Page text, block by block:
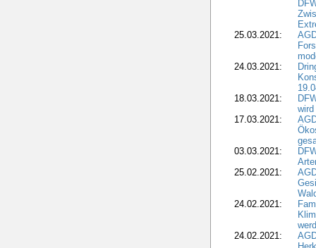
25.03.2021:
24.03.2021:
18.03.2021:
17.03.2021:
03.03.2021:
25.02.2021:
24.02.2021:
24.02.2021: